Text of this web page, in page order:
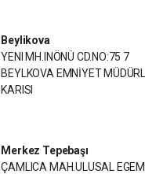
Beylikova
YENI MH.INÖNÜ CD.NO:75 7
BEYLKOVA EMNİYET
KARISI
Merkez Tepebaşı
ÇAMLICA MAH.ULUSAL